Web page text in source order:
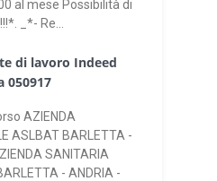
al mese Possibilità di
_*- Re...
di lavoro Indeed
050917
AZIENDA
ASLBAT BARLETTA -
SANITARIA
- ANDRIA -